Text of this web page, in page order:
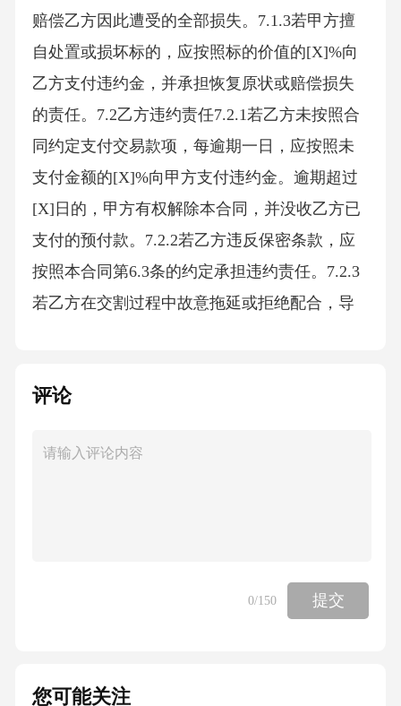
赔偿乙方因此遭受的全部损失。7.1.3若甲方擅
自处置或损坏标的，应按照标的价值的[X]%向
乙方支付违约金，并承担恢复原状或赔偿损失
的责任。7.2乙方违约责任7.2.1若乙方未按照合
同约定支付交易款项，每逾期一日，应按照未
支付金额的[X]%向甲方支付违约金。逾期超过
[X]日的，甲方有权解除本合同，并没收乙方已
支付的预付款。7.2.2若乙方违反保密条款，应
按照本合同第6.3条的约定承担违约责任。7.2.3
若乙方在交割过程中故意拖延或拒绝配合，导
决8.1协商解决双方在履行本合同过程中发生争
协商不成，任何一方均有权向有管辖权的人民
商一致，并签订书面协议。9.3合同份数本合同
一式[X]份，甲乙双方各执[X]份，具有同
评论
0/150 提交
您可能关注